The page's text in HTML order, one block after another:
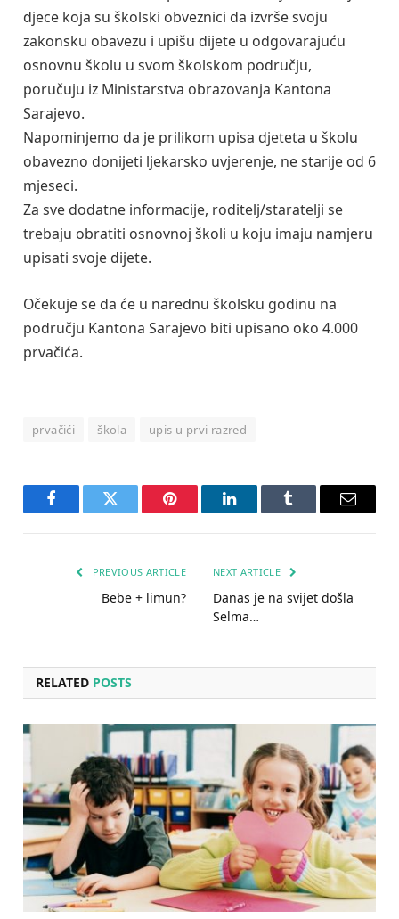
djece koja su školski obveznici da izvrše svoju
zakonsku obavezu i upišu dijete u odgovarajuću
osnovnu školu u svom školskom području,
poručuju iz Ministarstva obrazovanja Kantona
Sarajevo.
Napominjemo da je prilikom upisa djeteta u školu
obavezno donijeti ljekarsko uvjerenje, ne starije od 6
mjeseci.
Za sve dodatne informacije, roditelj/staratelji se
trebaju obratiti osnovnoj školi u koju imaju namjeru
upisati svoje dijete.
Očekuje se da će u narednu školsku godinu na
području Kantona Sarajevo biti upisano oko 4.000
prvačića.
prvačići škola upis u prvi razred
FacebookTwitter Pinterest LinkedInTumblr Email
PREVIOUS ARTICLE
Bebe + limun?
NEXT ARTICLE
Danas je na svijet došla
Selma…
RELATED POSTS